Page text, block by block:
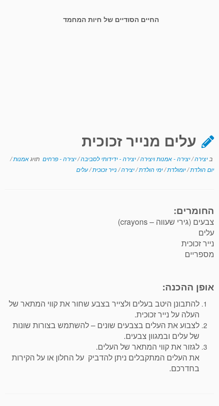
החיים הסודיים של חיות המחמד
עלים מנייר זכוכית
ב יצירה/יצירה - אמנות ויצירה/יצירה - ידידותי לסביבה/יצירה - פרחים תויגאמנות/
יום הולדת/יומולדת/ימי הולדת/יצירה/ נייר זכוכית/עלים
החומרים:
צבעים (גירי שעווה – crayons)
עלים
נייר זכוכית
מספריים
אופן ההכנה:
להתבונן היטב בעלים ולצייר בצבע שחור את קווי המתאר של
העלה על נייר זכוכית.
לצבוע את העלים בצבעים שונים – להשתמש בצורות שונות
של עלים ובמגוון צבעים.
לגזור את קווי המתאר של העלים.
את העלים המתקבלים ניתן להדביק על החלון או על הקירות
בחדרכם.